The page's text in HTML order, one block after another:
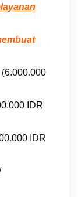
IDR
IDR